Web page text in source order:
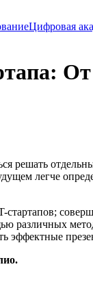
Цифровая
решать
легче
различных
эффектные